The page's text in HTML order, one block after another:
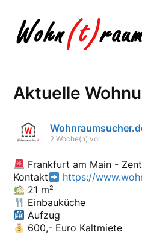
content
Aktuelle
2 Woche(n) vor
Frankfurt am Main -
Kontakt
https://
21 m²
Einbauküche
Aufzug
600,- Euro Kaltmiete